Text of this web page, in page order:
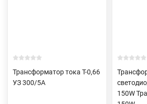
Трансформатор тока Т-0,66
УЗ 300/5А
150W